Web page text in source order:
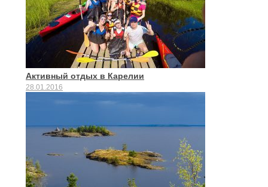
Активный отдых в Карелии
28.01.2016